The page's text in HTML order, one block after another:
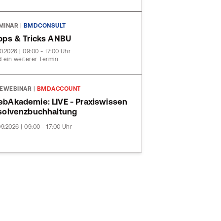
BMDCONSULT
& Tricks ANBU
| 09:00 - 17:00 Uhr
ein weiterer Termin
BMDACCOUNT
LIVE - Praxiswissen
| 09:00 - 17:00 Uhr